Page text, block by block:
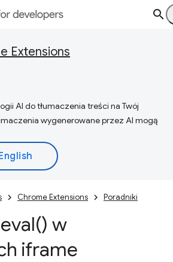
Extensions
AI do tłumaczenia treści na Twój
wygenerowane przez AI mogą
Chrome Extensions Poradniki
eval() w
iframe